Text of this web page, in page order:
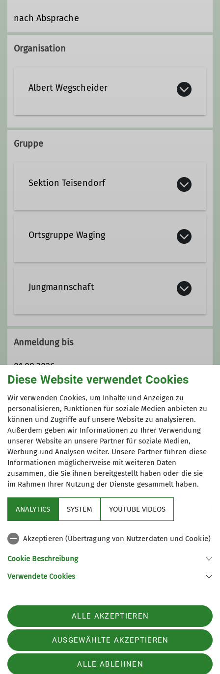
nach Absprache
Organisation
Albert Wegscheider
+49 163 1638510
Gruppe
Sektion Teisendorf
Ortsgruppe Waging
Jungmannschaft
Hier finden sich alle wieder, die für
die Jugendgruppe zu alt werden oder
diejenigen, die über 18 Jahre alt sind
und Gefallen am Bergsport gefunden
haben. Wir wollen in einer netten
Gruppe gemeinsam etwas erleben,
wobei der Spass an oberster Stelle
steht. Ziel ist auch, Leute
kennenzulernen, mit denen man auch
mal spontan was unternehmen kann.
Unser Kreis kann durchaus noch
erweitert werden. Wir unternehmen
Skitouren, Bergtouren, hochalpine
Touren, Mountainbiketouren.
Anmeldung bis
01.08.2026
Maximale Teilnehmeranzahl
8
wichtige Infos
Partner
83317 Teisendorf
Telefon +4986666177
Datenschutz-Einstellungen
Impressum
Diese Website verwendet Cookies
Wir verwenden Cookies, um Inhalte und Anzeigen zu
personalisieren, Funktionen für soziale Medien anbieten zu
können und Zugriffe auf unsere Website zu analysieren.
Außerdem geben wir Informationen zu Ihrer Verwendung
unserer Website an unsere Partner für soziale Medien,
Werbung und Analysen weiter. Unsere Partner führen diese
Informationen möglicherweise mit weiteren Daten
zusammen, die Sie ihnen bereitgestellt haben oder die sie
im Rahmen Ihrer Nutzung der Dienste gesammelt haben.
ANALYTICS SYSTEM YOUTUBE VIDEOS
Akzeptieren (Übertragung von Nutzerdaten und Cookie)
Cookie Beschreibung
Verwendete Cookies
ALLE AKZEPTIEREN
AUSGEWÄHLTE AKZEPTIEREN
ALLE ABLEHNEN